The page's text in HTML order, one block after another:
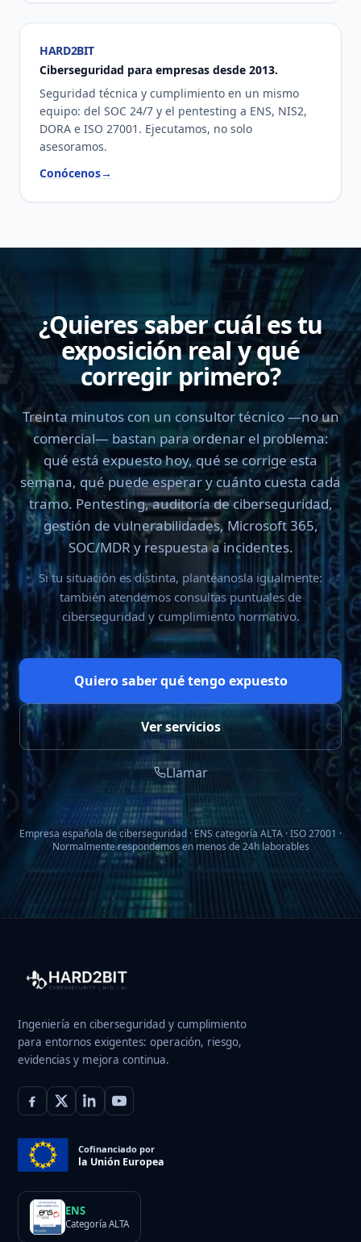
HARD2BIT
Ciberseguridad para empresas desde 2013.
Seguridad técnica y cumplimiento en un mismo
equipo: del SOC 24/7 y el pentesting a ENS, NIS2,
DORA e ISO 27001. Ejecutamos, no solo
asesoramos.
Conócenos→
¿Quieres saber cuál es tu
exposición real y qué
corregir primero?
Treinta minutos con un consultor técnico —no un
comercial— bastan para ordenar el problema:
qué está expuesto hoy, qué se corrige esta
semana, qué puede esperar y cuánto cuesta cada
tramo. Pentesting, auditoría de ciberseguridad,
gestión de vulnerabilidades, Microsoft 365,
SOC/MDR y respuesta a incidentes.
Si tu situación es distinta, plantéanosla igualmente:
también atendemos consultas puntuales de
ciberseguridad y cumplimiento normativo.
Quiero saber qué tengo expuesto
Ver servicios
Llamar
Empresa española de ciberseguridad · ENS categoría ALTA · ISO 27001 ·
Normalmente respondemos en menos de 24h laborables
Ingeniería en ciberseguridad y cumplimiento
para entornos exigentes: operación, riesgo,
evidencias y mejora continua.
Cofinanciado por
la Unión Europea
ENS
Categoría ALTA